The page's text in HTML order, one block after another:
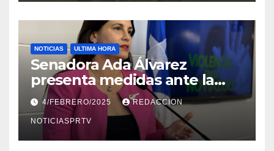
NOTICIAS ULTIMA HORA
Senadora Ada Álvarez
presenta medidas ante la
violencia en el noviazgo
4/FEBRERO/2025 REDACCION
NOTICIASPRTV